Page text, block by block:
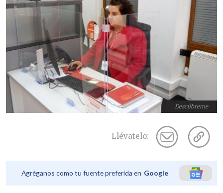
Descúbreme
Llévatelo:
Agréganos como tu fuente preferida en Google